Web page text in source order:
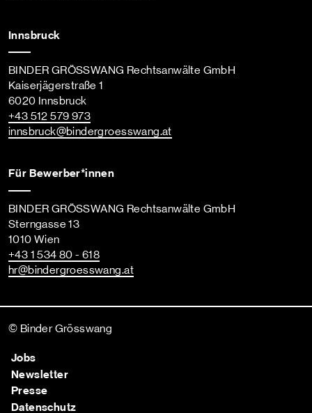
Innsbruck
BINDER GRÖSSWANG Rechtsanwälte GmbH
Kaiserjägerstraße 1
6020 Innsbruck
+43 512 579 973
innsbruck@bindergroesswang.at
Für Bewerber*innen
BINDER GRÖSSWANG Rechtsanwälte GmbH
Sterngasse 13
1010 Wien
+43 1 534 80 - 618
hr@bindergroesswang.at
© Binder Grösswang
Jobs
Newsletter
Presse
Datenschutz